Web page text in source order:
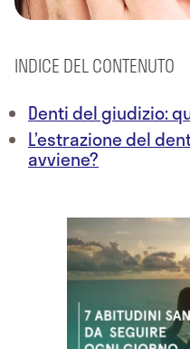
INDICE DEL CONTENUTO
Denti del giudizio:
L’estrazione del
avviene?